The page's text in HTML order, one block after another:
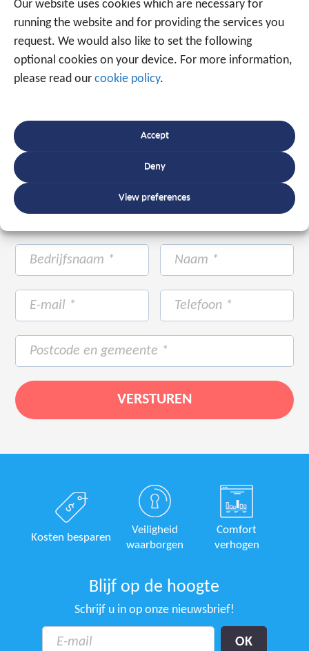
Our website uses cookies which are necessary for
running the website and for providing the services you
request. We would also like to set the following
optional cookies on your device. For more information,
please read our cookie policy.
Accept
Deny
View preferences
Spreek een expert
+31 88 225 2255
Kosten besparen
Veiligheid
waarborgen
Comfort
verhogen
Blijf op de hoogte
Schrijf u in op onze nieuwsbrief!